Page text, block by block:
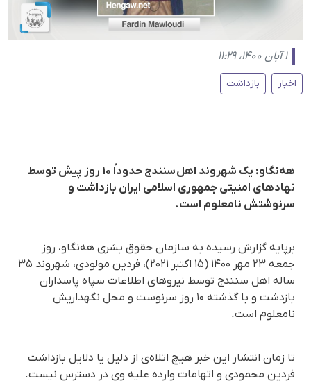
۱ آبان ۱۴۰۰، ۱۱:۲۹
اخبار بازداشت
هه‌نگاو: یک شهروند اهل سنندج حدوداً ۱۰ روز پیش توسط
نهادهای امنیتی جمهوری اسلامی ایران بازداشت و
سرنوشتش نامعلوم است.
برپایه گزارش رسیده به سازمان حقوق بشری هه‌نگاو، روز
جمعه ۲۳ مهر ۱۴۰۰ (۱۵ اکتبر ۲۰۲۱)، فردین مولودی، شهروند ۳۵
ساله اهل سنندج توسط نیروهای اطلاعات سپاه پاسداران
بازدشت و با گذشته ۱۰ روز سرنوست و محل نگهداریش
نامعلوم است.
تا زمان انتشار این خبر هیچ اتلاەی از دلیل یا دلایل بازداشت
فردین محمودی و اتهامات وارده علیه وی در دسترس نیست.